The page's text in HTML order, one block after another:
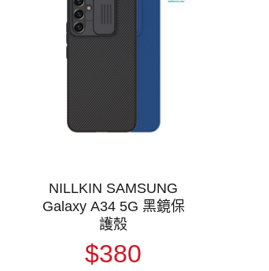
NILLKIN SAMSUNG
Galaxy A34 5G 黑鏡保
護殼
$380